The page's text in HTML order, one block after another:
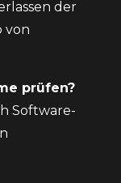
der
von
prüfen?
Software-